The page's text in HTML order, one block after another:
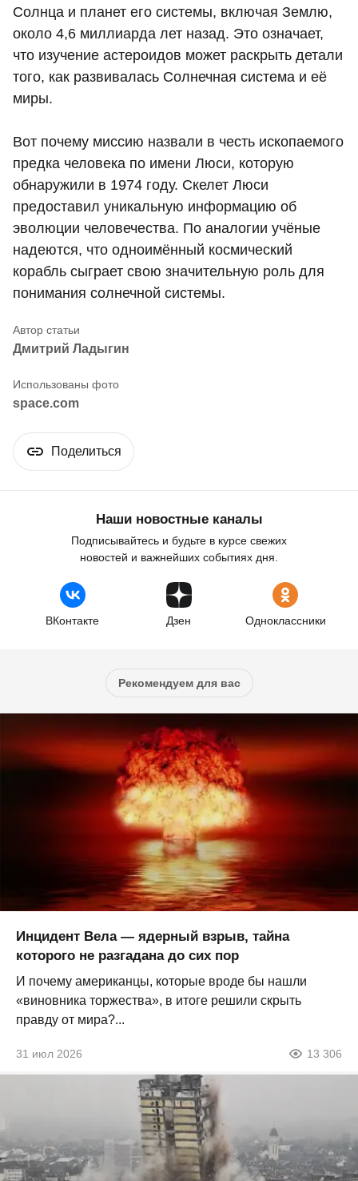
Солнца и планет его системы, включая Землю,
около 4,6 миллиарда лет назад. Это означает,
что изучение астероидов может раскрыть детали
того, как развивалась Солнечная система и её
миры.
Вот почему миссию назвали в честь ископаемого
предка человека по имени Люси, которую
обнаружили в 1974 году. Скелет Люси
предоставил уникальную информацию об
эволюции человечества. По аналогии учёные
надеются, что одноимённый космический
корабль сыграет свою значительную роль для
понимания солнечной системы.
Дмитрий Ладыгин
space.com
Поделиться
Наши новостные каналы
Подписывайтесь и будьте в курсе свежих
новостей и важнейших событиях дня.
ВКонтакте Дзен Одноклассники
Рекомендуем для вас
Инцидент Вела — ядерный взрыв, тайна
которого не разгадана до сих пор
И почему американцы, которые вроде бы нашли
«виновника торжества», в итоге решили скрыть
правду от мира?...
31 июл 2026 13 306